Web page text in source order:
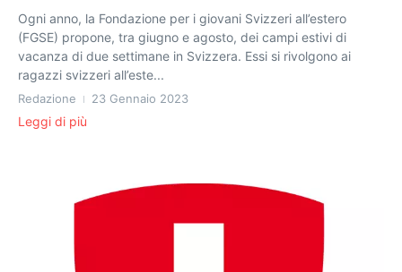
Ogni anno, la Fondazione per i giovani Svizzeri all’estero
(FGSE) propone, tra giugno e agosto, dei campi estivi di
vacanza di due settimane in Svizzera. Essi si rivolgono ai
ragazzi svizzeri all’este...
Redazione 23 Gennaio 2023
Leggi di più